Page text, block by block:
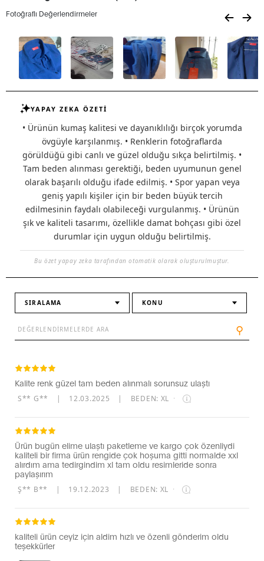
Fotoğraflı Değerlendirmeler
YAPAY ZEKA ÖZETİ
• Ürünün kumaş kalitesi ve dayanıklılığı birçok yorumda
övgüyle karşılanmış. • Renklerin fotoğraflarda
görüldüğü gibi canlı ve güzel olduğu sıkça belirtilmiş. •
Tam beden alınması gerektiği, beden uyumunun genel
olarak başarılı olduğu ifade edilmiş. • Spor yapan veya
geniş yapılı kişiler için bir beden büyük tercih
edilmesinin faydalı olabileceği vurgulanmış. • Ürünün
şık ve kaliteli tasarımı, özellikle damat bohçası gibi özel
durumlar için uygun olduğu belirtilmiş.
Bu özet yapay zeka tarafından otomatik olarak oluşturulmuştur.
SIRALAMA KONU
⚲
Kalite renk güzel tam beden alınmalı sorunsuz ulaştı
S** G** | 12.03.2025 | BEDEN: XL ·
Ürün bugün elime ulaştı paketleme ve kargo çok özenliydi
kaliteli bir firma ürün rengide çok hoşuma gitti normalde xxl
alırdım ama tedirgindim xl tam oldu resimleride sonra
paylaşırım
Ş** B** | 19.12.2023 | BEDEN: XL ·
kaliteli ürün ceyiz için aldim hızlı ve özenli gönderim oldu
teşekkürler